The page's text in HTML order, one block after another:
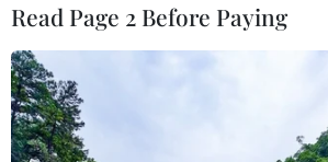
Read Page 2 Before Paying